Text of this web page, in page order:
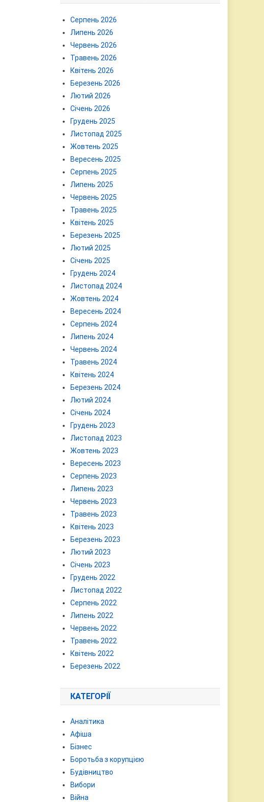
Серпень 2026
Липень 2026
Червень 2026
Травень 2026
Квітень 2026
Березень 2026
Лютий 2026
Січень 2026
Грудень 2025
Листопад 2025
Жовтень 2025
Вересень 2025
Серпень 2025
Липень 2025
Червень 2025
Травень 2025
Квітень 2025
Березень 2025
Лютий 2025
Січень 2025
Грудень 2024
Листопад 2024
Жовтень 2024
Вересень 2024
Серпень 2024
Липень 2024
Червень 2024
Травень 2024
Квітень 2024
Березень 2024
Лютий 2024
Січень 2024
Грудень 2023
Листопад 2023
Жовтень 2023
Вересень 2023
Серпень 2023
Липень 2023
Червень 2023
Травень 2023
Квітень 2023
Березень 2023
Лютий 2023
Січень 2023
Грудень 2022
Листопад 2022
Серпень 2022
Липень 2022
Червень 2022
Травень 2022
Квітень 2022
Березень 2022
КАТЕГОРІЇ
Аналітика
Афіша
Бізнес
Боротьба з корупцією
Будівництво
Вибори
Війна